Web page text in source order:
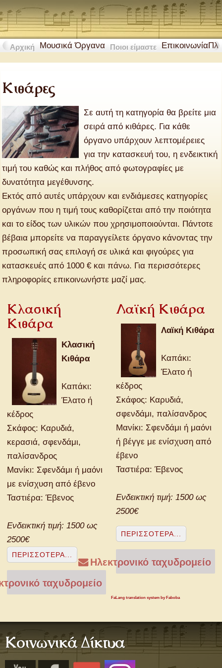
Αρχική Μουσικά Όργανα Ποιοι είμαστε Επικοινωνία
Κιθάρες
Σε αυτή τη κατηγορία θα βρείτε μια
σειρά από κιθάρες. Για κάθε
όργανο υπάρχουν λεπτομέρειες
για την κατασκευή του, η ενδεικτική
τιμή του καθώς και πλήθος από φωτογραφίες με
δυνατότητα μεγέθυνσης.
Εκτός από αυτές υπάρχουν και ενδιάμεσες κατηγορίες
οργάνων που η τιμή τους καθορίζεται από την ποιότητα
και το είδος των υλικών που χρησιμοποιούνται. Πάντοτε
βέβαια μπορείτε να παραγγείλετε όργανο κάνοντας την
προσωπική σας επιλογή σε υλικά και φιγούρες για
κατασκευές από 1000 € και πάνω. Για περισσότερες
πληροφορίες επικοινωνήστε μαζί μας.
Κλασική
Κιθάρα
Κλασική
Κιθάρα
Καπάκι:
Έλατο ή
κέδρος
Σκάφος: Καρυδιά,
κερασιά, σφενδάμι,
παλίσανδρος
Μανίκι: Σφενδάμι ή μαόνι
με ενίσχυση από έβενο
Ταστιέρα: Έβενος
Ενδεικτική τιμή: 1500 ως
2500€
ΠΕΡΙΣΣΌΤΕΡΑ...
ταχυδρομείο
Λαϊκή Κιθάρα
Λαϊκή Κιθάρα
Καπάκι:
Έλατο ή
κέδρος
Σκάφος: Καρυδιά,
σφενδάμι, παλίσανδρος
Μανίκι: Σφενδάμι ή μαόνι
ή βέγγε με ενίσχυση από
έβενο
Ταστιέρα: Έβενος
Ενδεικτική τιμή: 1500 ως
2500€
ΠΕΡΙΣΣΌΤΕΡΑ...
Ηλεκτρονικό ταχυδρομείο
FaLang translation system by Faboba
Κοινωνικά Δίκτυα